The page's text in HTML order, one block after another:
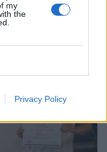
my
the
Privacy Policy